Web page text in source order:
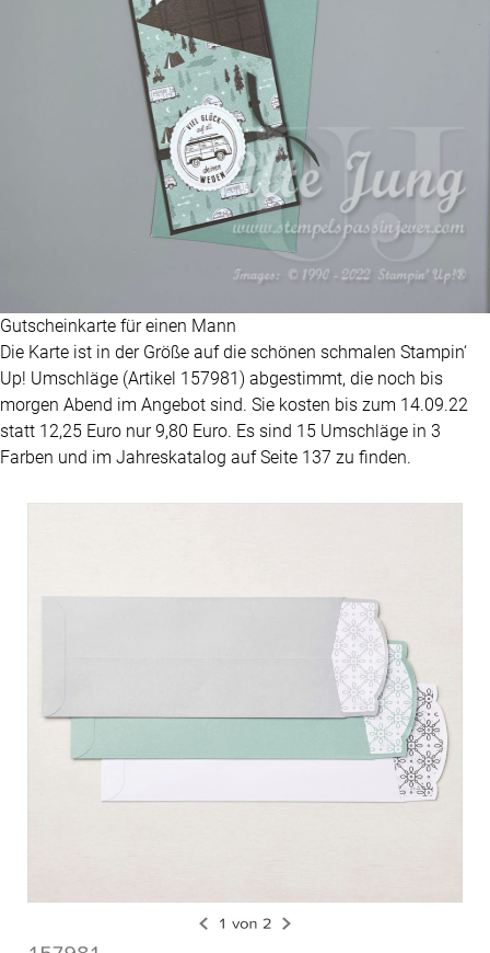
Gutscheinkarte für einen Mann
Die Karte ist in der Größe auf die schönen schmalen Stampin‘
Up! Umschläge (Artikel 157981) abgestimmt, die noch bis
morgen Abend im Angebot sind. Sie kosten bis zum 14.09.22
statt 12,25 Euro nur 9,80 Euro. Es sind 15 Umschläge in 3
Farben und im Jahreskatalog auf Seite 137 zu finden.